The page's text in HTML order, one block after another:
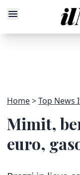
Home Top News
Mimit,
euro,